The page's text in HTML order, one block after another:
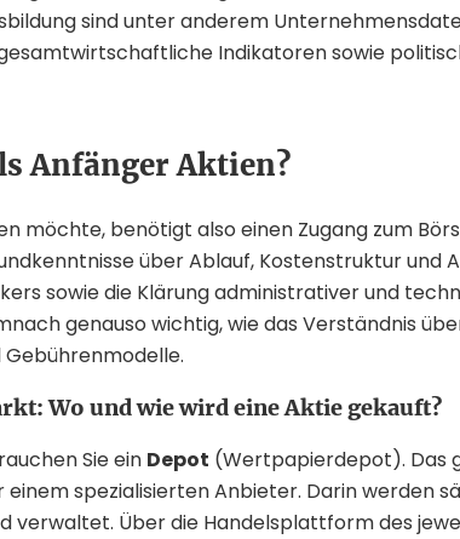
sind unter anderem
Indikatoren sowie
Anfänger Aktien?
möchte, benötigt also einen Zugang zum
über Ablauf, Kostenstruktur und
sowie die Klärung administrativer und
genauso wichtig, wie das Verständnis
Wo und wie wird eine Aktie gekauft?
Sie ein Depot (Wertpapierdepot). Das
spezialisierten Anbieter. Darin werden
verwaltet. Über die Handelsplattform des